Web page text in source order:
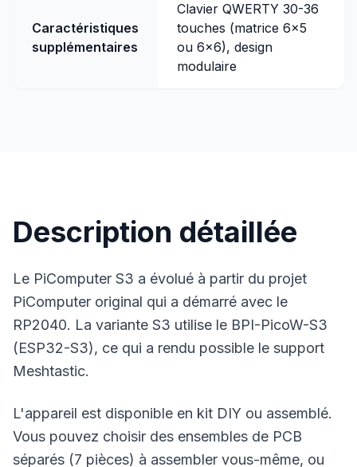
Caractéristiques
supplémentaires
Clavier QWERTY 30-36
touches (matrice 6x5
ou 6x6), design
modulaire
Description détaillée
Le PiComputer S3 a évolué à partir du projet
PiComputer original qui a démarré avec le
RP2040. La variante S3 utilise le BPI-PicoW-S3
(ESP32-S3), ce qui a rendu possible le support
Meshtastic.
L'appareil est disponible en kit DIY ou assemblé.
Vous pouvez choisir des ensembles de PCB
séparés (7 pièces) à assembler vous-même, ou